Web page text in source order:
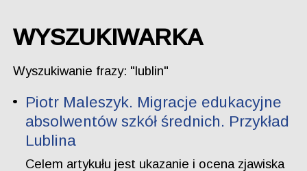
WYSZUKIWARKA
Wyszukiwanie frazy: "lublin"
Piotr Maleszyk. Migracje edukacyjne
absolwentów szkół średnich. Przykład
Lublina
Celem artykułu jest ukazanie i ocena zjawiska